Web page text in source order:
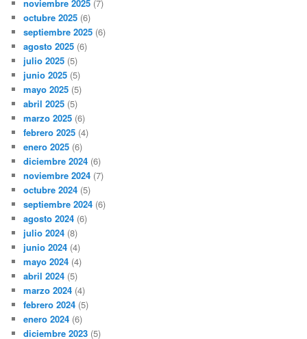
noviembre 2025 (7)
octubre 2025 (6)
septiembre 2025 (6)
agosto 2025 (6)
julio 2025 (5)
junio 2025 (5)
mayo 2025 (5)
abril 2025 (5)
marzo 2025 (6)
febrero 2025 (4)
enero 2025 (6)
diciembre 2024 (6)
noviembre 2024 (7)
octubre 2024 (5)
septiembre 2024 (6)
agosto 2024 (6)
julio 2024 (8)
junio 2024 (4)
mayo 2024 (4)
abril 2024 (5)
marzo 2024 (4)
febrero 2024 (5)
enero 2024 (6)
diciembre 2023 (5)